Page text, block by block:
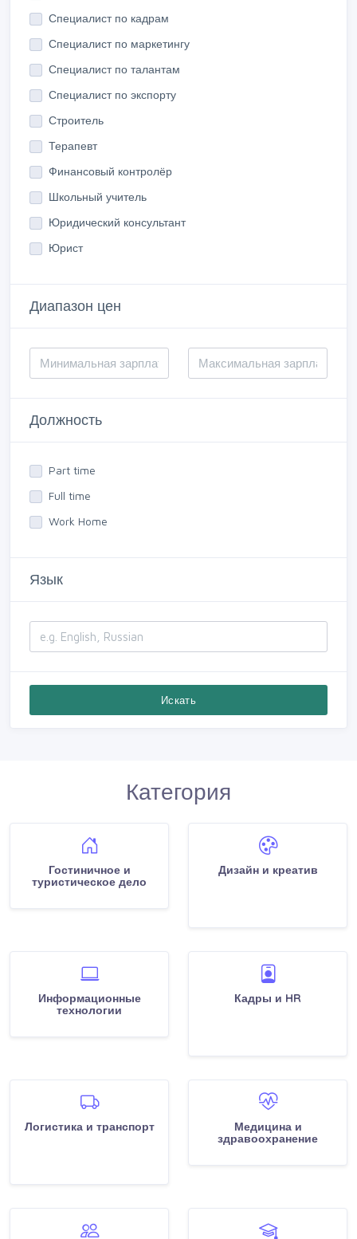
Специалист по кадрам
Специалист по маркетингу
Специалист по талантам
Специалист по экспорту
Строитель
Терапевт
Финансовый контролёр
Школьный учитель
Юридический консультант
Юрист
Диапазон цен
Должность
Part time
Full time
Work Home
Язык
Искать
Категория
Гостиничное и
туристическое дело
Дизайн и креатив
Информационные
технологии
Кадры и HR
Логистика и транспорт
Медицина и
здравоохранение